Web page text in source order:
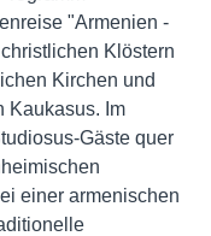
"Armenien -
Klöstern
Kirchen und
Kaukasus. Im
Gäste quer
einer armenischen